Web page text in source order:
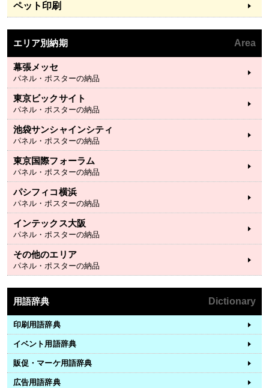
ペット印刷
エリア別納期 Area
幕張メッセ
パネル・ポスターの納品
東京ビックサイト
パネル・ポスターの納品
池袋サンシャインシティ
パネル・ポスターの納品
東京国際フォーラム
パネル・ポスターの納品
パシフィコ横浜
パネル・ポスターの納品
インテックス大阪
パネル・ポスターの納品
その他のエリア
パネル・ポスターの納品
用語辞典 Dictionary
印刷用語辞典
イベント用語辞典
販促・マーケ用語辞典
広告用語辞典